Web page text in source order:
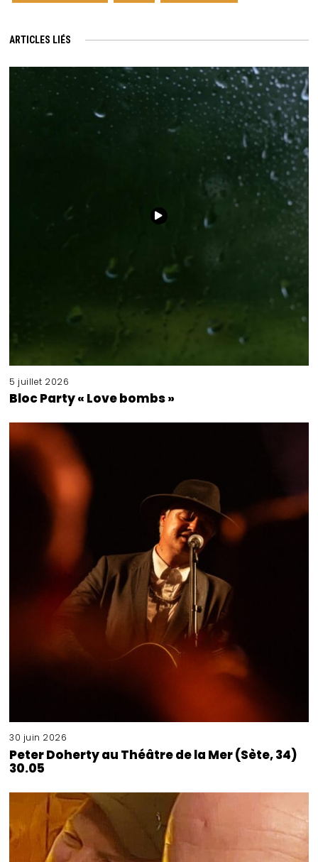
ARTICLES LIÉS
5 juillet 2026
Bloc Party « Love bombs »
30 juin 2026
Peter Doherty au Théâtre de la Mer (Sète, 34)
30.05